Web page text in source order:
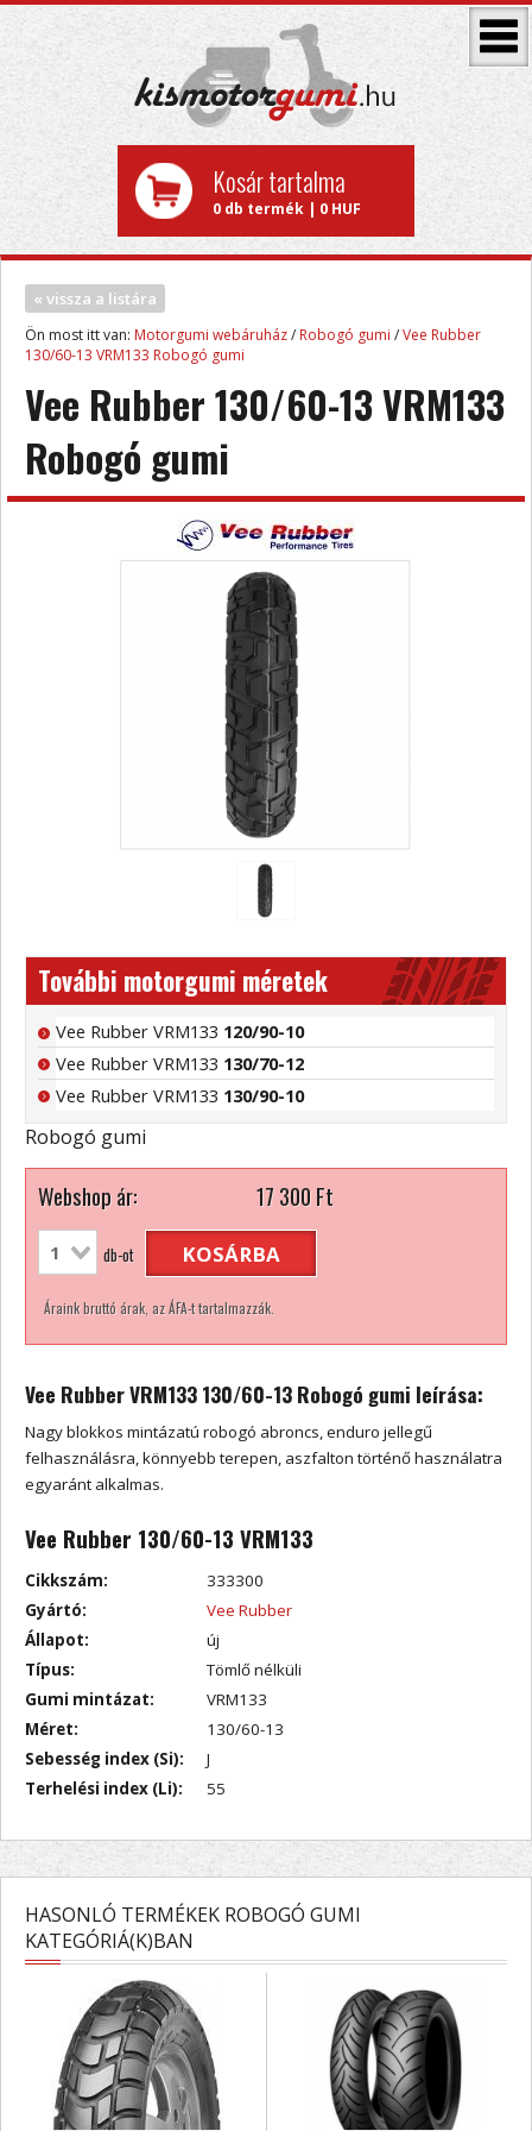
Kosár tartalma
0 db termék | 0 HUF
« vissza a listára
Ön most itt van: Motorgumi webáruház/ Robogó gumi /Vee Rubber
130/60-13 VRM133 Robogó gumi
Vee Rubber 130/60-13 VRM133
Robogó gumi
További motorgumi méretek
Vee Rubber VRM133 120/90-10
Vee Rubber VRM133 130/70-12
Vee Rubber VRM133 130/90-10
Robogó gumi
Webshop ár: 17 300Ft
db-ot KOSÁRBA
Áraink bruttó árak, az ÁFA-t tartalmazzák.
Vee Rubber VRM133 130/60-13 Robogó gumi leírása:
Nagy blokkos mintázatú robogó abroncs, enduro jellegű
felhasználásra, könnyebb terepen, aszfalton történő használatra
egyaránt alkalmas.
Vee Rubber 130/60-13 VRM133
Cikkszám:
333300
Gyártó:
Vee Rubber
Állapot:
új
Típus:
Tömlő nélküli
Gumi mintázat:
VRM133
Méret:
130/60-13
Sebesség index (Si):
J
Terhelési index (Li):
55
HASONLÓ TERMÉKEK ROBOGÓ GUMI
KATEGÓRIÁ(K)BAN